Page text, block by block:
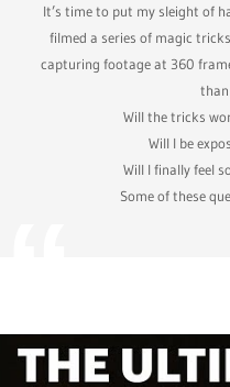
It’s time to put my sleight of
filmed a series of magic
capturing footage at 360
Will the tricks
Will I be
Will I finally feel
Some of these